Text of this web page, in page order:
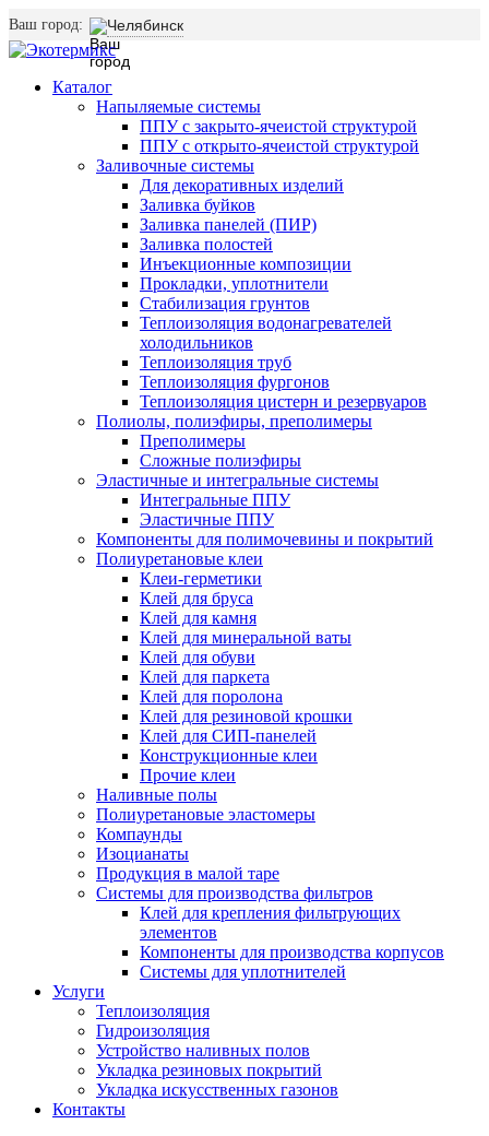
Ваш город: Челябинск
Каталог
Напыляемые системы
ППУ с закрыто-ячеистой структурой
ППУ с открыто-ячеистой структурой
Заливочные системы
Для декоративных изделий
Заливка буйков
Заливка панелей (ПИР)
Заливка полостей
Инъекционные композиции
Прокладки, уплотнители
Стабилизация грунтов
Теплоизоляция водонагревателей
холодильников
Теплоизоляция труб
Теплоизоляция фургонов
Теплоизоляция цистерн и резервуаров
Полиолы, полиэфиры, преполимеры
Преполимеры
Сложные полиэфиры
Эластичные и интегральные системы
Интегральные ППУ
Эластичные ППУ
Компоненты для полимочевины и покрытий
Полиуретановые клеи
Клеи-герметики
Клей для бруса
Клей для камня
Клей для минеральной ваты
Клей для обуви
Клей для паркета
Клей для поролона
Клей для резиновой крошки
Клей для СИП-панелей
Конструкционные клеи
Прочие клеи
Наливные полы
Полиуретановые эластомеры
Компаунды
Изоцианаты
Продукция в малой таре
Системы для производства фильтров
Клей для крепления фильтрующих
элементов
Компоненты для производства корпусов
Системы для уплотнителей
Услуги
Теплоизоляция
Гидроизоляция
Устройство наливных полов
Укладка резиновых покрытий
Укладка искусственных газонов
Контакты